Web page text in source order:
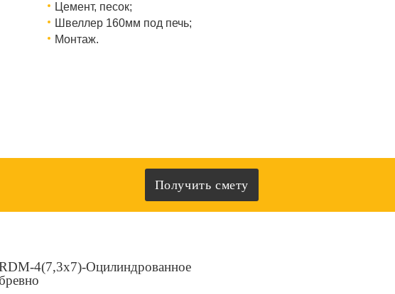
Цемент, песок;
Швеллер 160мм под печь;
Монтаж.
Получить смету
4(7,3x7)-Оцилиндрованное
бревно